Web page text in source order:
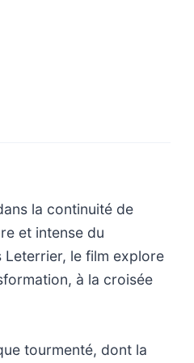
la continuité de
et intense du
Leterrier, le film explore
à la croisée
tourmenté, dont la